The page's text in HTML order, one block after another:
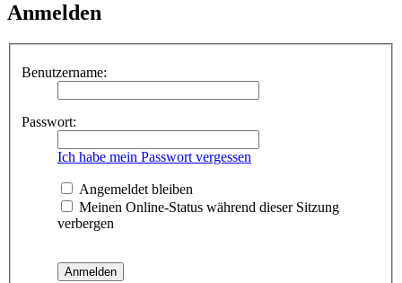
Anmelden
Benutzername:
Passwort:
Ich habe mein Passwort vergessen
Angemeldet bleiben
Meinen Online-Status während dieser Sitzung
verbergen